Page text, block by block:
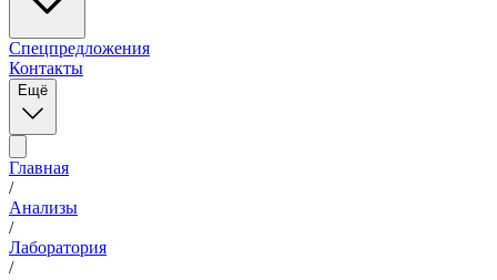
Спецпредложения
Контакты
Ещё
Главная
/
Анализы
/
Лаборатория
/